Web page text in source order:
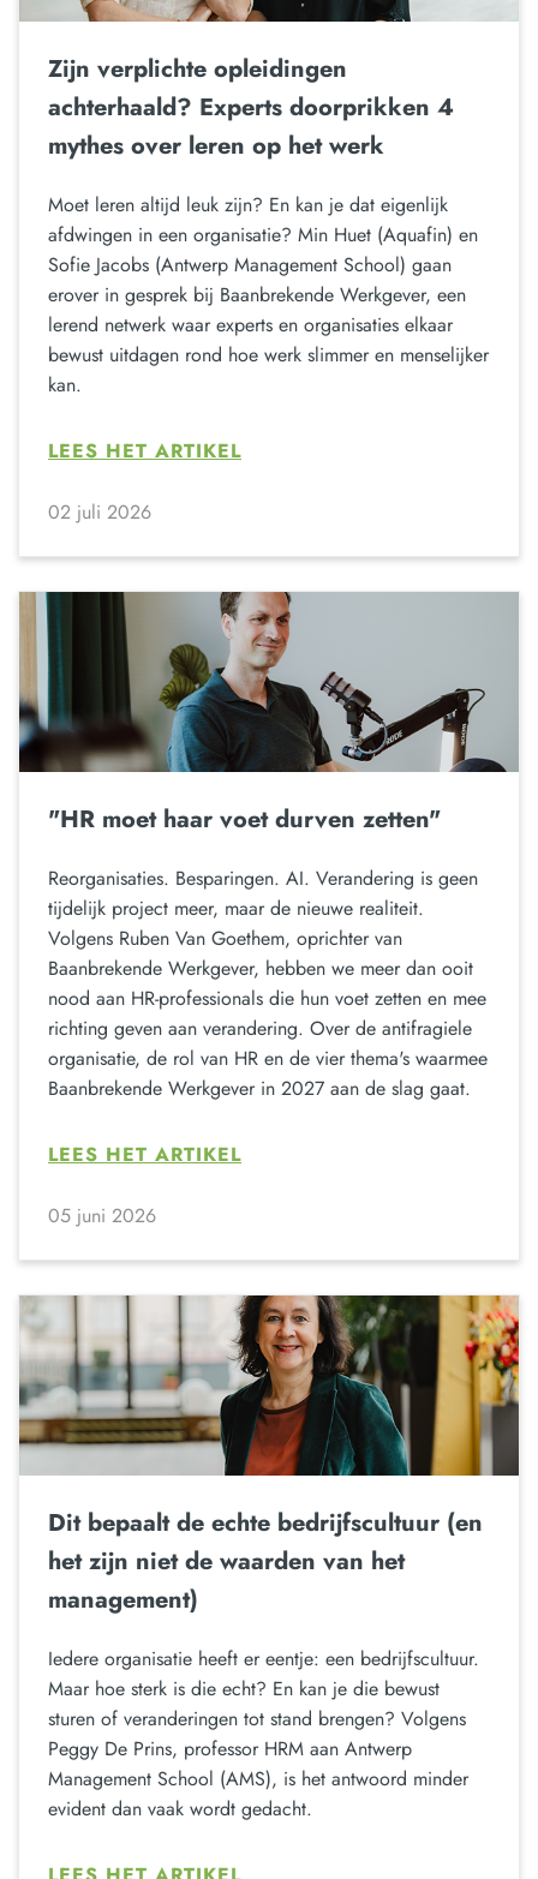
Zijn verplichte opleidingen
achterhaald? Experts doorprikken 4
mythes over leren op het werk
Moet leren altijd leuk zijn? En kan je dat eigenlijk
afdwingen in een organisatie? Min Huet (Aquafin) en
Sofie Jacobs (Antwerp Management School) gaan
erover in gesprek bij Baanbrekende Werkgever, een
lerend netwerk waar experts en organisaties elkaar
bewust uitdagen rond hoe werk slimmer en menselijker
kan.
LEES HET ARTIKEL
02 juli 2026
"HR moet haar voet durven zetten"
Reorganisaties. Besparingen. AI. Verandering is geen
tijdelijk project meer, maar de nieuwe realiteit.
Volgens Ruben Van Goethem, oprichter van
Baanbrekende Werkgever, hebben we meer dan ooit
nood aan HR-professionals die hun voet zetten en mee
richting geven aan verandering. Over de antifragiele
organisatie, de rol van HR en de vier thema's waarmee
Baanbrekende Werkgever in 2027 aan de slag gaat.
LEES HET ARTIKEL
05 juni 2026
Dit bepaalt de echte bedrijfscultuur (en
het zijn niet de waarden van het
management)
Iedere organisatie heeft er eentje: een bedrijfscultuur.
Maar hoe sterk is die echt? En kan je die bewust
sturen of veranderingen tot stand brengen? Volgens
Peggy De Prins, professor HRM aan Antwerp
Management School (AMS), is het antwoord minder
evident dan vaak wordt gedacht.